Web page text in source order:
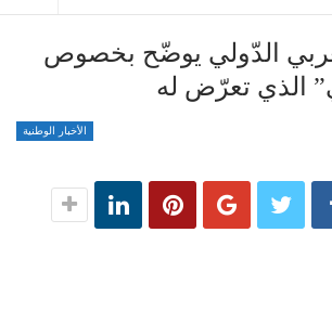
الدّولي يوضّح بخصوص
الذي تعرّض له
الأخبار الوطنية